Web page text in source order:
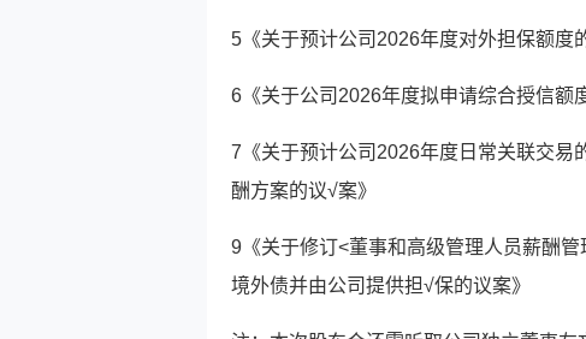
5《关于预计公司2026年度对外担保额度
6《关于公司2026年度拟申请综合授信额
7《关于预计公司2026年度日常关联交易
酬方案的议√案》
9《关于修订<董事和高级管理人员薪酬
境外债并由公司提供担√保的议案》